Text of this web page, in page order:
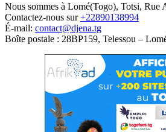
Nous sommes à Lomé(Togo), Totsi, Rue
Contactez-nous sur+22890138994
É-mail: contact@djena.tg
Boîte postale : 28BP159, Telessou –